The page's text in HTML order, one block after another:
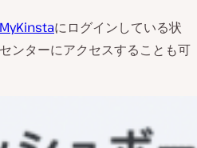
MyKinstaにログインしている状
ンターにアクセスすることも可